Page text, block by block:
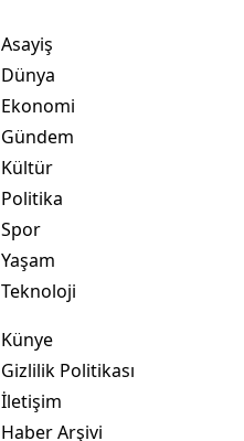
Asayiş
Dünya
Ekonomi
Gündem
Kültür
Politika
Spor
Yaşam
Teknoloji
Künye
Gizlilik Politikası
İletişim
Haber Arşivi